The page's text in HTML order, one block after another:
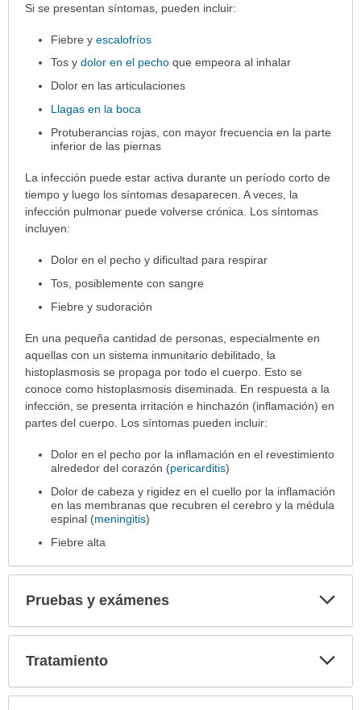
extendido.
Si se presentan síntomas, pueden incluir:
Fiebre yescalofríos
Tos ydolor en el pecho que empeora al inhalar
Dolor en las articulaciones
Llagas en la boca
Protuberancias rojas, con mayor frecuencia en la parte
inferior de las piernas
La infección puede estar activa durante un período corto de
tiempo y luego los síntomas desaparecen. A veces, la
infección pulmonar puede volverse crónica. Los síntomas
incluyen:
Dolor en el pecho y dificultad para respirar
Tos, posiblemente con sangre
Fiebre y sudoración
En una pequeña cantidad de personas, especialmente en
aquellas con un sistema inmunitario debilitado, la
histoplasmosis se propaga por todo el cuerpo. Esto se
conoce como histoplasmosis diseminada. En respuesta a la
infección, se presenta irritación e hinchazón (inflamación) en
partes del cuerpo. Los síntomas pueden incluir:
Dolor en el pecho por la inflamación en el revestimiento
alrededor del corazón (pericarditis)
Dolor de cabeza y rigidez en el cuello por la inflamación
en las membranas que recubren el cerebro y la médula
espinal (meningitis)
Fiebre alta
Pruebas y exámenes
Tratamiento